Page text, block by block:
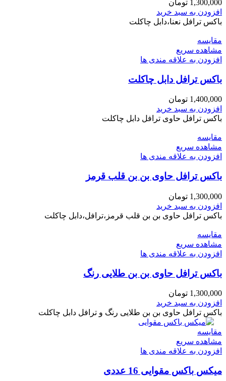
1,300,000 تومان
افزودن به سبد خرید
باکس ترافل نعنا،دابل چاکلت
مقایسه
مشاهده سریع
افزودن به علاقه مندی ها
باکس ترافل دابل چاکلت
1,400,000 تومان
افزودن به سبد خرید
باکس ترافل حاوی ترافل دابل چاکلت
مقایسه
مشاهده سریع
افزودن به علاقه مندی ها
باکس ترافل حاوی بن بن قلب قرمز
1,300,000 تومان
افزودن به سبد خرید
باکس ترافل حاوی بن بن قلب قرمز،ترافل،دابل چاکلت
مقایسه
مشاهده سریع
افزودن به علاقه مندی ها
باکس ترافل حاوی بن بن طلایی رنگ
1,300,000 تومان
افزودن به سبد خرید
باکس ترافل حاوی بن بن طلایی رنگ و ترافل دابل چاکلت
مقایسه
مشاهده سریع
افزودن به علاقه مندی ها
میکس باکس مقوایی 16 عددی